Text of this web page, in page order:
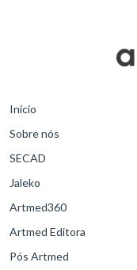
Início
Sobre nós
SECAD
Jaleko
Artmed360
Artmed Editora
Pós Artmed